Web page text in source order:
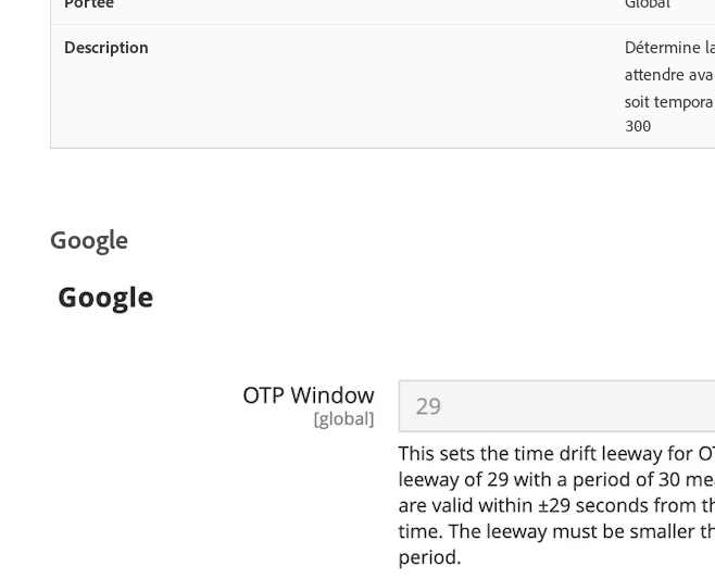
Détermine
attendre
soit
300
Google